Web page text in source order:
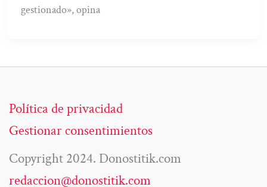
gestionado», opina
Política de privacidad
Gestionar consentimientos
Copyright 2024. Donostitik.com
redaccion@donostitik.com